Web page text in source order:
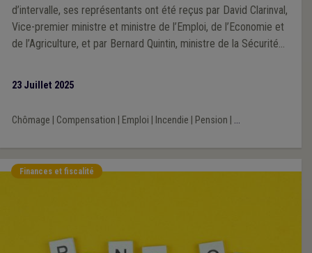
d’intervalle, ses représentants ont été reçus par David Clarinval,
Vice-premier ministre et ministre de l’Emploi, de l’Economie et
de l’Agriculture, et par Bernard Quintin, ministre de la Sécurité
23 Juillet 2025
Chômage Compensation Emploi Incendie Pension ...
Finances et fiscalité